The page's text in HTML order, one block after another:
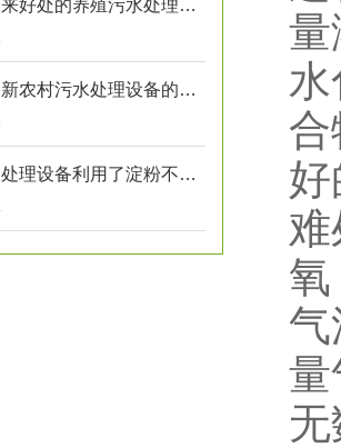
能为养殖业带来好处的养殖污水处理设备不要忘记保养它
一文为您介绍新农村污水处理设备的具体操作过程
淀粉加工污水处理设备利用了淀粉不溶于冷水的原理
量
气
量